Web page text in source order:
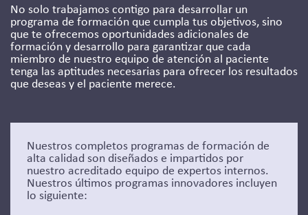
No solo trabajamos contigo para desarrollar un
programa de formación que cumpla tus objetivos, sino
que te ofrecemos oportunidades adicionales de
formación y desarrollo para garantizar que cada
miembro de nuestro equipo de atención al paciente
tenga las aptitudes necesarias para ofrecer los resultados
que deseas y el paciente merece.
Nuestros completos programas de formación de
alta calidad son diseñados e impartidos por
nuestro acreditado equipo de expertos internos.
Nuestros últimos programas innovadores incluyen
lo siguiente: